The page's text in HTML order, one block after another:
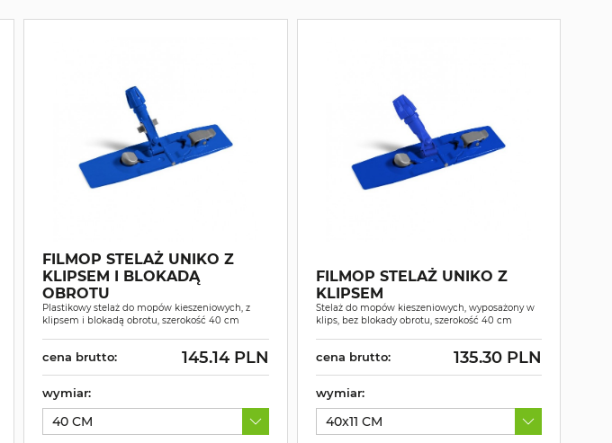
FILMOP STELAŻ UNIKO Z
KLIPSEM I BLOKADĄ
OBROTU
Plastikowy stelaż do mopów kieszeniowych, z
klipsem i blokadą obrotu, szerokość 40 cm
cena brutto: 145.14 PLN
wymiar:
40 CM
FILMOP STELAŻ UNIKO Z
KLIPSEM
Stelaż do mopów kieszeniowych, wyposażony w
klips, bez blokady obrotu, szerokość 40 cm
cena brutto: 135.30 PLN
wymiar:
40x11 CM